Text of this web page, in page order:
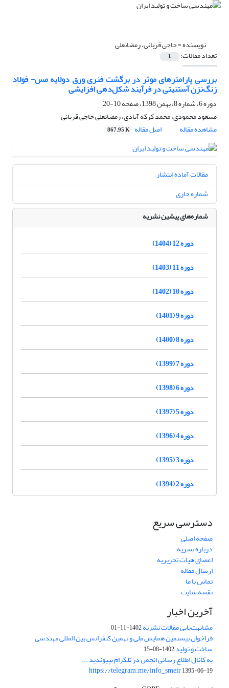
نویسنده =حاجی قربانی، رمضانعلی
تعداد مقالات: 1
بررسی پارامترهای موثر در برگشت فنری ورق دولایه مس- فولاد
زنگ‌نزن آستنیتی در فرآیند شکل‌دهی افزایشی
دوره 6، شماره 8، بهمن 1398، صفحه
10-20
مسعود محمودی، محمد کرکه آبادی، رمضانعلی حاجی قربانی
مشاهده مقاله
اصل مقاله 867.95 K
مقالات آماده انتشار
شماره جاری
شماره‌های پیشین نشریه
دوره 12 (1404)
دوره 11 (1403)
دوره 10 (1402)
دوره 9 (1401)
دوره 8 (1400)
دوره 7 (1399)
دوره 6 (1398)
دوره 5 (1397)
دوره 4 (1396)
دوره 3 (1395)
دوره 2 (1394)
دسترسی سریع
صفحه اصلی
درباره نشریه
اعضای هیات تحریریه
ارسال مقاله
تماس با ما
نقشه سایت
آخرین اخبار
مشابهت‌یابی مقالات نشریه1402-11-01
فراخوان بیستمین همایش ملی و نهمین کنفرانس بین المللی مهندسی
ساخت و تولید1402-08-15
به کانال اطلاع رسانی انجمن در تلگرام بپیوندید ...
https://telegram.me/info_smeir1395-06-19